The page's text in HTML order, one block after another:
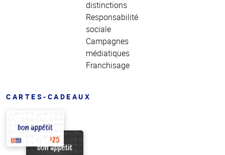
distinctions
Responsabilité
sociale
Campagnes
médiatiques
Franchisage
CARTES-CADEAUX